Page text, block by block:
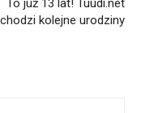
To już 13 lat! Tuudi.net
kolejne urodziny